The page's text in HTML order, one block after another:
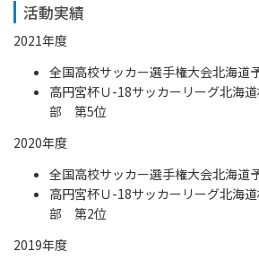
活動実績
2021年度
全国高校サッカー選手権大会北海
高円宮杯Ｕ-18サッカーリーグ北海
部 第5位
2020年度
全国高校サッカー選手権大会北海
高円宮杯Ｕ-18サッカーリーグ北海
部 第2位
2019年度